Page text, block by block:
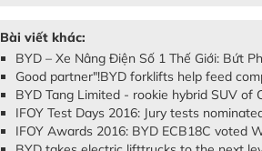
Bài viết khác:
BYD – Xe Nâng Điện Số 1 Thế Giới: Bứt
Good partner"!BYD forklifts help feed
BYD Tang Limited - rookie hybrid SUV of
IFOY Test Days 2016: Jury tests
IFOY Awards 2016: BYD ECB18C voted